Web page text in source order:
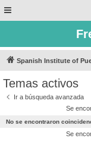
Spanish Institute of
Temas activos
Ir a búsqueda avanzada
Se
No se encontraron
Se